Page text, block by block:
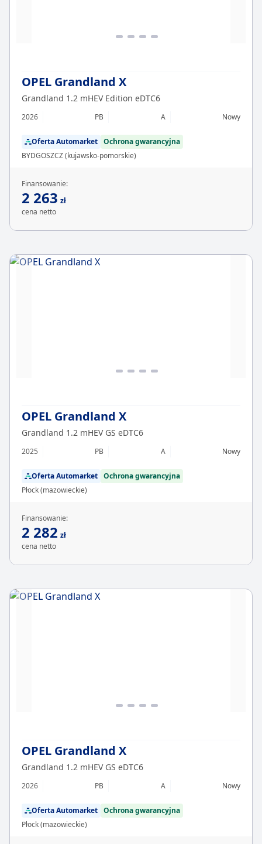
OPEL Grandland X
Grandland 1.2 mHEV Edition eDTC6
2026 PB A Nowy
Oferta Automarket Ochrona gwarancyjna
BYDGOSZCZ (kujawsko-pomorskie)
Finansowanie:
2 263 zł
cena netto
OPEL Grandland X
Grandland 1.2 mHEV GS eDTC6
2025 PB A Nowy
Oferta Automarket Ochrona gwarancyjna
Płock (mazowieckie)
Finansowanie:
2 282 zł
cena netto
OPEL Grandland X
Grandland 1.2 mHEV GS eDTC6
2026 PB A Nowy
Oferta Automarket Ochrona gwarancyjna
Płock (mazowieckie)